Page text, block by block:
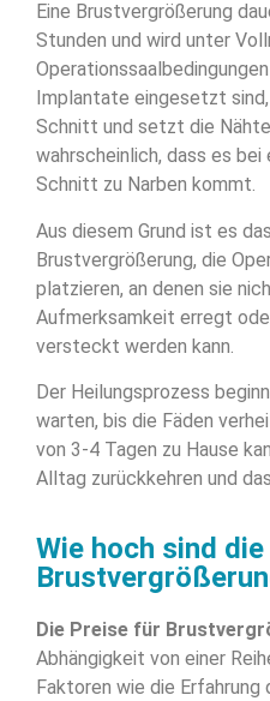
Eine Brustvergrößerung
Stunden und wird unter
Implantate eingesetzt
Schnitt und setzt die
wahrscheinlich, dass es
Schnitt zu Narben kommt.
Aus diesem Grund ist es
Brustvergrößerung, die
platzieren, an denen sie
Aufmerksamkeit erregt
versteckt werden kann.
Der Heilungsprozess
warten, bis die Fäden
von 3-4 Tagen zu Hause
Alltag zurückkehren und
Wie hoch sind
Die Preise für
Abhängigkeit von einer
Faktoren wie die Erfahrung